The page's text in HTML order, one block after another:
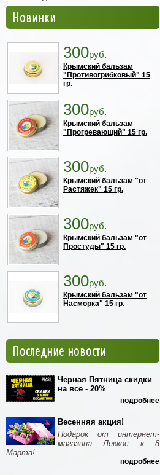
Новинки
300руб.
Крымский бальзам
"Противогрибковый" 15
гр.
300руб.
Крымский бальзам
"Прогревающий" 15 гр.
300руб.
Крымский бальзам "от
Растяжек" 15 гр.
300руб.
Крымский бальзам "от
Простуды" 15 гр.
300руб.
Крымский бальзам "от
Насморка" 15 гр.
Последние новости
Черная Пятница скидки
на все - 20%
подробнее
Весенняя акция!
Подарок от интернет-
магазина Леккос к 8
Марта!
подробнее